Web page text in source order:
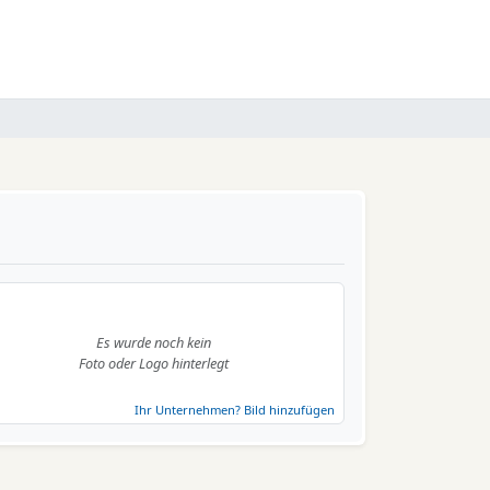
Es wurde noch kein
Foto oder Logo hinterlegt
Ihr Unternehmen? Bild hinzufügen